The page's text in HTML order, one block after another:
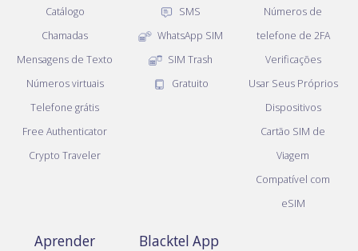
Catálogo
Chamadas
Mensagens de Texto
Números virtuais
Telefone grátis
Free Authenticator
Crypto Traveler
SMS
WhatsApp SIM
SIM Trash
Gratuito
Números de
telefone de 2FA
Verificações
Usar Seus Próprios
Dispositivos
Cartão SIM de
Viagem
Compatível com
eSIM
Aprender Blacktel App